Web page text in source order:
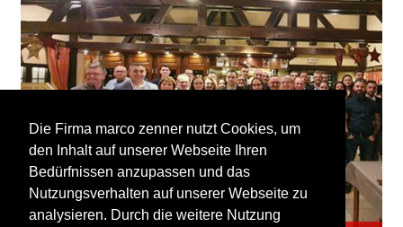
Die Firma marco zenner nutzt Cookies, um
den Inhalt auf unserer Webseite Ihren
Bedürfnissen anzupassen und das
Nutzungsverhalten auf unserer Webseite zu
analysieren. Durch die weitere Nutzung